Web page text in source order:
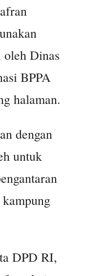
oleh Dinas
BPPA
halaman.
dengan
untuk
DPD RI,